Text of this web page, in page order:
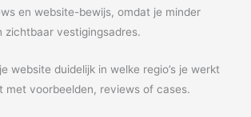
en website-bewijs, omdat je minder
zichtbaar vestigingsadres.
website duidelijk in welke regio’s je werkt
met voorbeelden, reviews of cases.